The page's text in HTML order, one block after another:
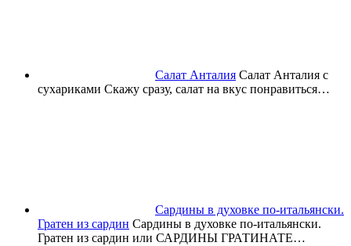
Салат Анталия Салат Анталия с
сухариками Скажу сразу, салат на вкус понравиться…
Сардины в духовке по-итальянски.
Гратен из сардин Сардины в духовке по-итальянски.
Гратен из сардин или САРДИНЫ ГРАТИНАТЕ…